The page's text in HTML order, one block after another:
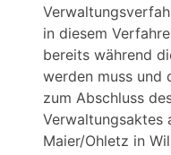
in diesem
bereits während
werden muss und
zum Abschluss
Verwaltungsaktes
Maier/Ohletz in